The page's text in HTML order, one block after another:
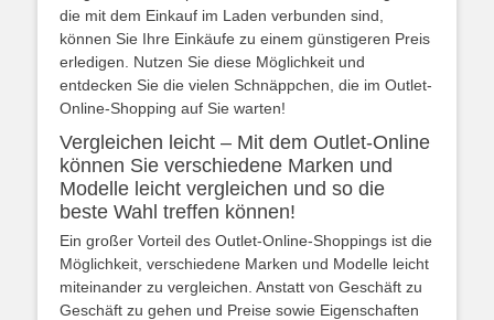
die mit dem Einkauf im Laden verbunden sind,
können Sie Ihre Einkäufe zu einem günstigeren Preis
erledigen. Nutzen Sie diese Möglichkeit und
entdecken Sie die vielen Schnäppchen, die im Outlet-
Online-Shopping auf Sie warten!
Vergleichen leicht – Mit dem Outlet-Online
können Sie verschiedene Marken und
Modelle leicht vergleichen und so die
beste Wahl treffen können!
Ein großer Vorteil des Outlet-Online-Shoppings ist die
Möglichkeit, verschiedene Marken und Modelle leicht
miteinander zu vergleichen. Anstatt von Geschäft zu
Geschäft zu gehen und Preise sowie Eigenschaften